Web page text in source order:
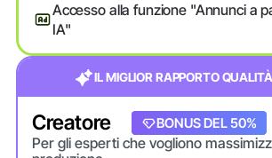
Accesso alla funzione "Annunci a
IA"
IL MIGLIOR RAPPORTO
Creatore
Per gli esperti che vogliono
BONUS DEL 20%
BONUS DEL 50%